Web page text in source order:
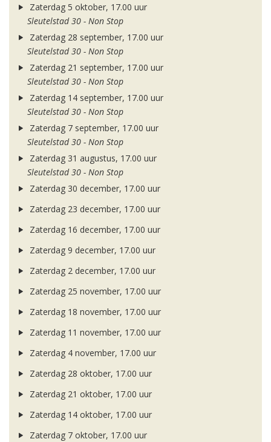
Zaterdag 5 oktober, 17.00 uur
Sleutelstad 30 - Non Stop
Zaterdag 28 september, 17.00 uur
Sleutelstad 30 - Non Stop
Zaterdag 21 september, 17.00 uur
Sleutelstad 30 - Non Stop
Zaterdag 14 september, 17.00 uur
Sleutelstad 30 - Non Stop
Zaterdag 7 september, 17.00 uur
Sleutelstad 30 - Non Stop
Zaterdag 31 augustus, 17.00 uur
Sleutelstad 30 - Non Stop
Zaterdag 30 december, 17.00 uur
Zaterdag 23 december, 17.00 uur
Zaterdag 16 december, 17.00 uur
Zaterdag 9 december, 17.00 uur
Zaterdag 2 december, 17.00 uur
Zaterdag 25 november, 17.00 uur
Zaterdag 18 november, 17.00 uur
Zaterdag 11 november, 17.00 uur
Zaterdag 4 november, 17.00 uur
Zaterdag 28 oktober, 17.00 uur
Zaterdag 21 oktober, 17.00 uur
Zaterdag 14 oktober, 17.00 uur
Zaterdag 7 oktober, 17.00 uur